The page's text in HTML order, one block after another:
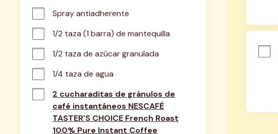
Spray antiadherente
1/2 taza (1 barra) de mantequilla
1/2 taza de azúcar granulada
1/4 taza de agua
2 cucharaditas de gránulos de
café instantáneos NESCAFÉ
TASTER'S CHOICE French Roast
100% Pure Instant Coffee